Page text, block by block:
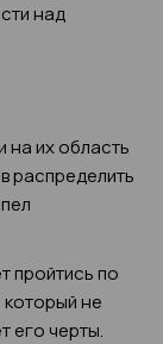
над
на их область
распределить
пройтись по
не
его черты.